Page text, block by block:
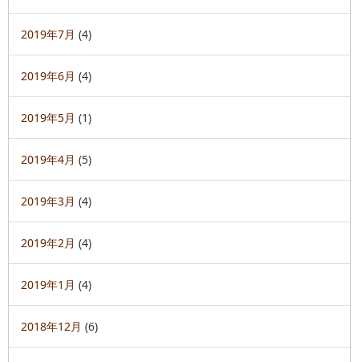
2019年7月 (4)
2019年6月 (4)
2019年5月 (1)
2019年4月 (5)
2019年3月 (4)
2019年2月 (4)
2019年1月 (4)
2018年12月 (6)